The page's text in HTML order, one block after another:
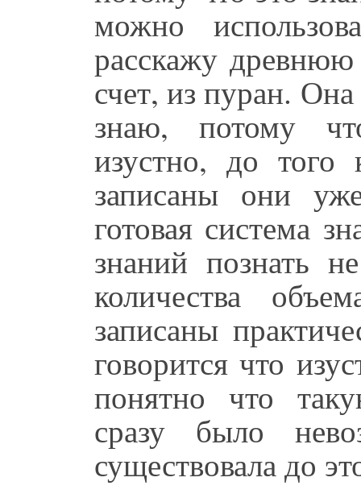
можно
расскажу
счет, из пуран.
знаю, потому
изустно, до того
записаны они
готовая система
знаний познать
количества
записаны
говорится что
понятно что
сразу было
существовала до